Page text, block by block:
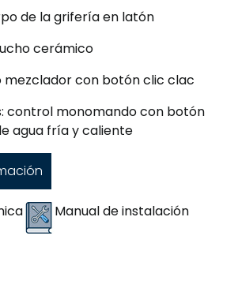
de la grifería en latón
cerámico
mezclador con botón clic clac
control monomando con botón
agua fría y caliente
Manual de instalación